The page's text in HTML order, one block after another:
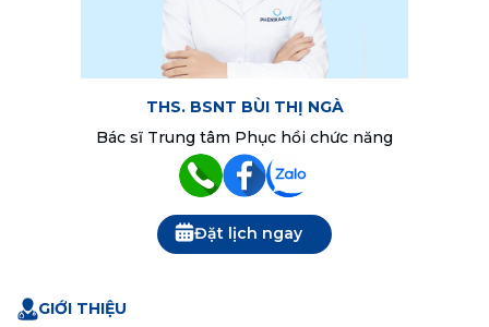
THS. BSNT BÙI THỊ NGÀ
Bác sĩ Trung tâm Phục hồi chức năng
Đặt lịch ngay
GIỚI THIỆU